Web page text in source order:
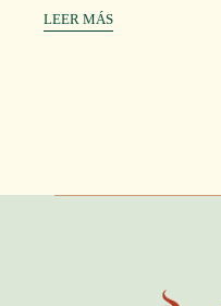
LEER MÁS